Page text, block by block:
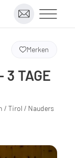
3 TAGE
/ Tirol / Nauders
Merken